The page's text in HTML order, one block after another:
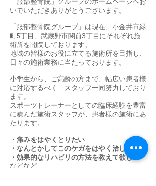
いでいただきありがとうございます。
「服部整骨院グループ」は現在、小金井市緑
町5丁目、武蔵野市関前3丁目にそれぞれ施
術所を開院しております。
地域の皆様のお役に立てる施術所を目指し、
日々の施術業務に当たっております。
小学生から、ご高齢の方まで、幅広い患者様
に対応するべく、スタッフ一同努力しており
ます。
スポーツトレーナーとしての臨床経験を豊富
に積んだ施術スタッフが、患者様の施術にあ
たります。
・痛みをはやくとりたい
・なんとかしてこのケガをはやく治したい
・効果的なリハビリの方法を教えて欲しい
などなど